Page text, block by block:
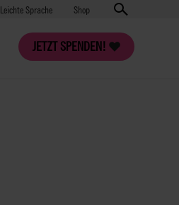
Leichte Sprache Shop
JETZT SPENDEN!